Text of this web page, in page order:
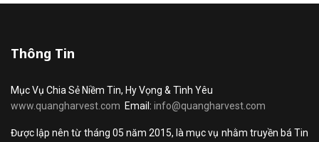
Thông Tin
Mục Vụ Chia Sẻ Niềm Tin, Hy Vọng & Tình Yêu
www.quangharvest.com Email: info@quangharvest.com
Được lập nên từ tháng 05 năm 2015, là mục vụ nhằm truyền bá Tin